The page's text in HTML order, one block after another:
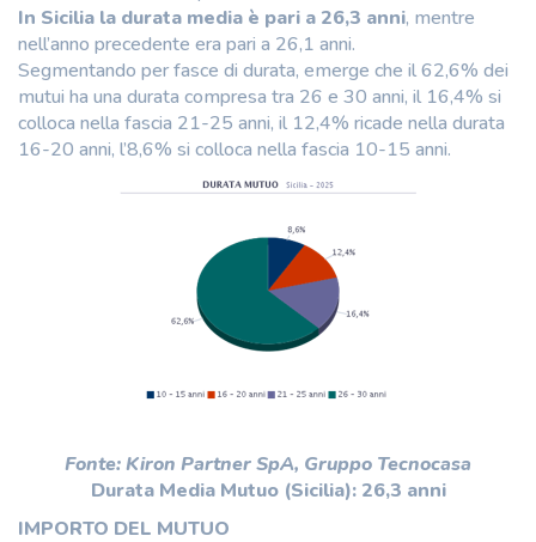
In Sicilia la durata media è pari a 26,3 anni, mentre
nell’anno precedente era pari a 26,1 anni.
Segmentando per fasce di durata, emerge che il 62,6% dei
mutui ha una durata compresa tra 26 e 30 anni, il 16,4% si
colloca nella fascia 21-25 anni, il 12,4% ricade nella durata
16-20 anni, l’8,6% si colloca nella fascia 10-15 anni.
Fonte: Kiron Partner SpA, Gruppo Tecnocasa
Durata Media Mutuo (Sicilia): 26,3 anni
IMPORTO DEL MUTUO